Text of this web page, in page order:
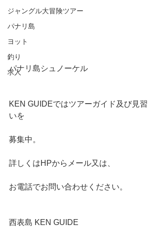
ジャングル大冒険ツアー
パナリ島
ヨット
釣り
求人
パナリ島シュノーケル
KEN GUIDEではツアーガイド及び見習
いを
募集中。
詳しくはHPからメール又は、
お電話でお問い合わせください。
西表島 KEN GUIDE